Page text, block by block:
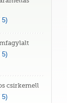
5)
5)
csirkemell
5)